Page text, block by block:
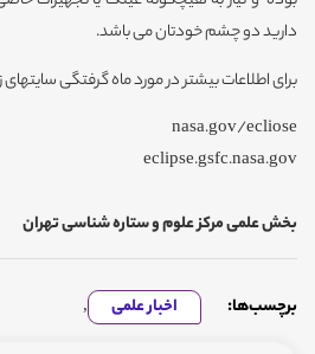
دارید دو چشم خودتان می باشد.
برای اطلاعات بیشتر در مورد ماه گرفتگی سایتهای
nasa.gov/ecliose
eclipse.gsfc.nasa.gov
بخش علمی مرکز علوم و ستاره شناسی تهران
برچسب‌ها: اخبار علمی ,